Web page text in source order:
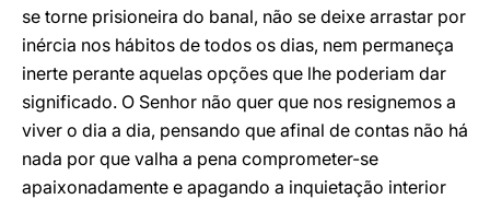
se torne prisioneira do banal, não se deixe arrastar por
inércia nos hábitos de todos os dias, nem permaneça
inerte perante aquelas opções que lhe poderiam dar
significado. O Senhor não quer que nos resignemos a
viver o dia a dia, pensando que afinal de contas não há
nada por que valha a pena comprometer-se
apaixonadamente e apagando a inquietação interior